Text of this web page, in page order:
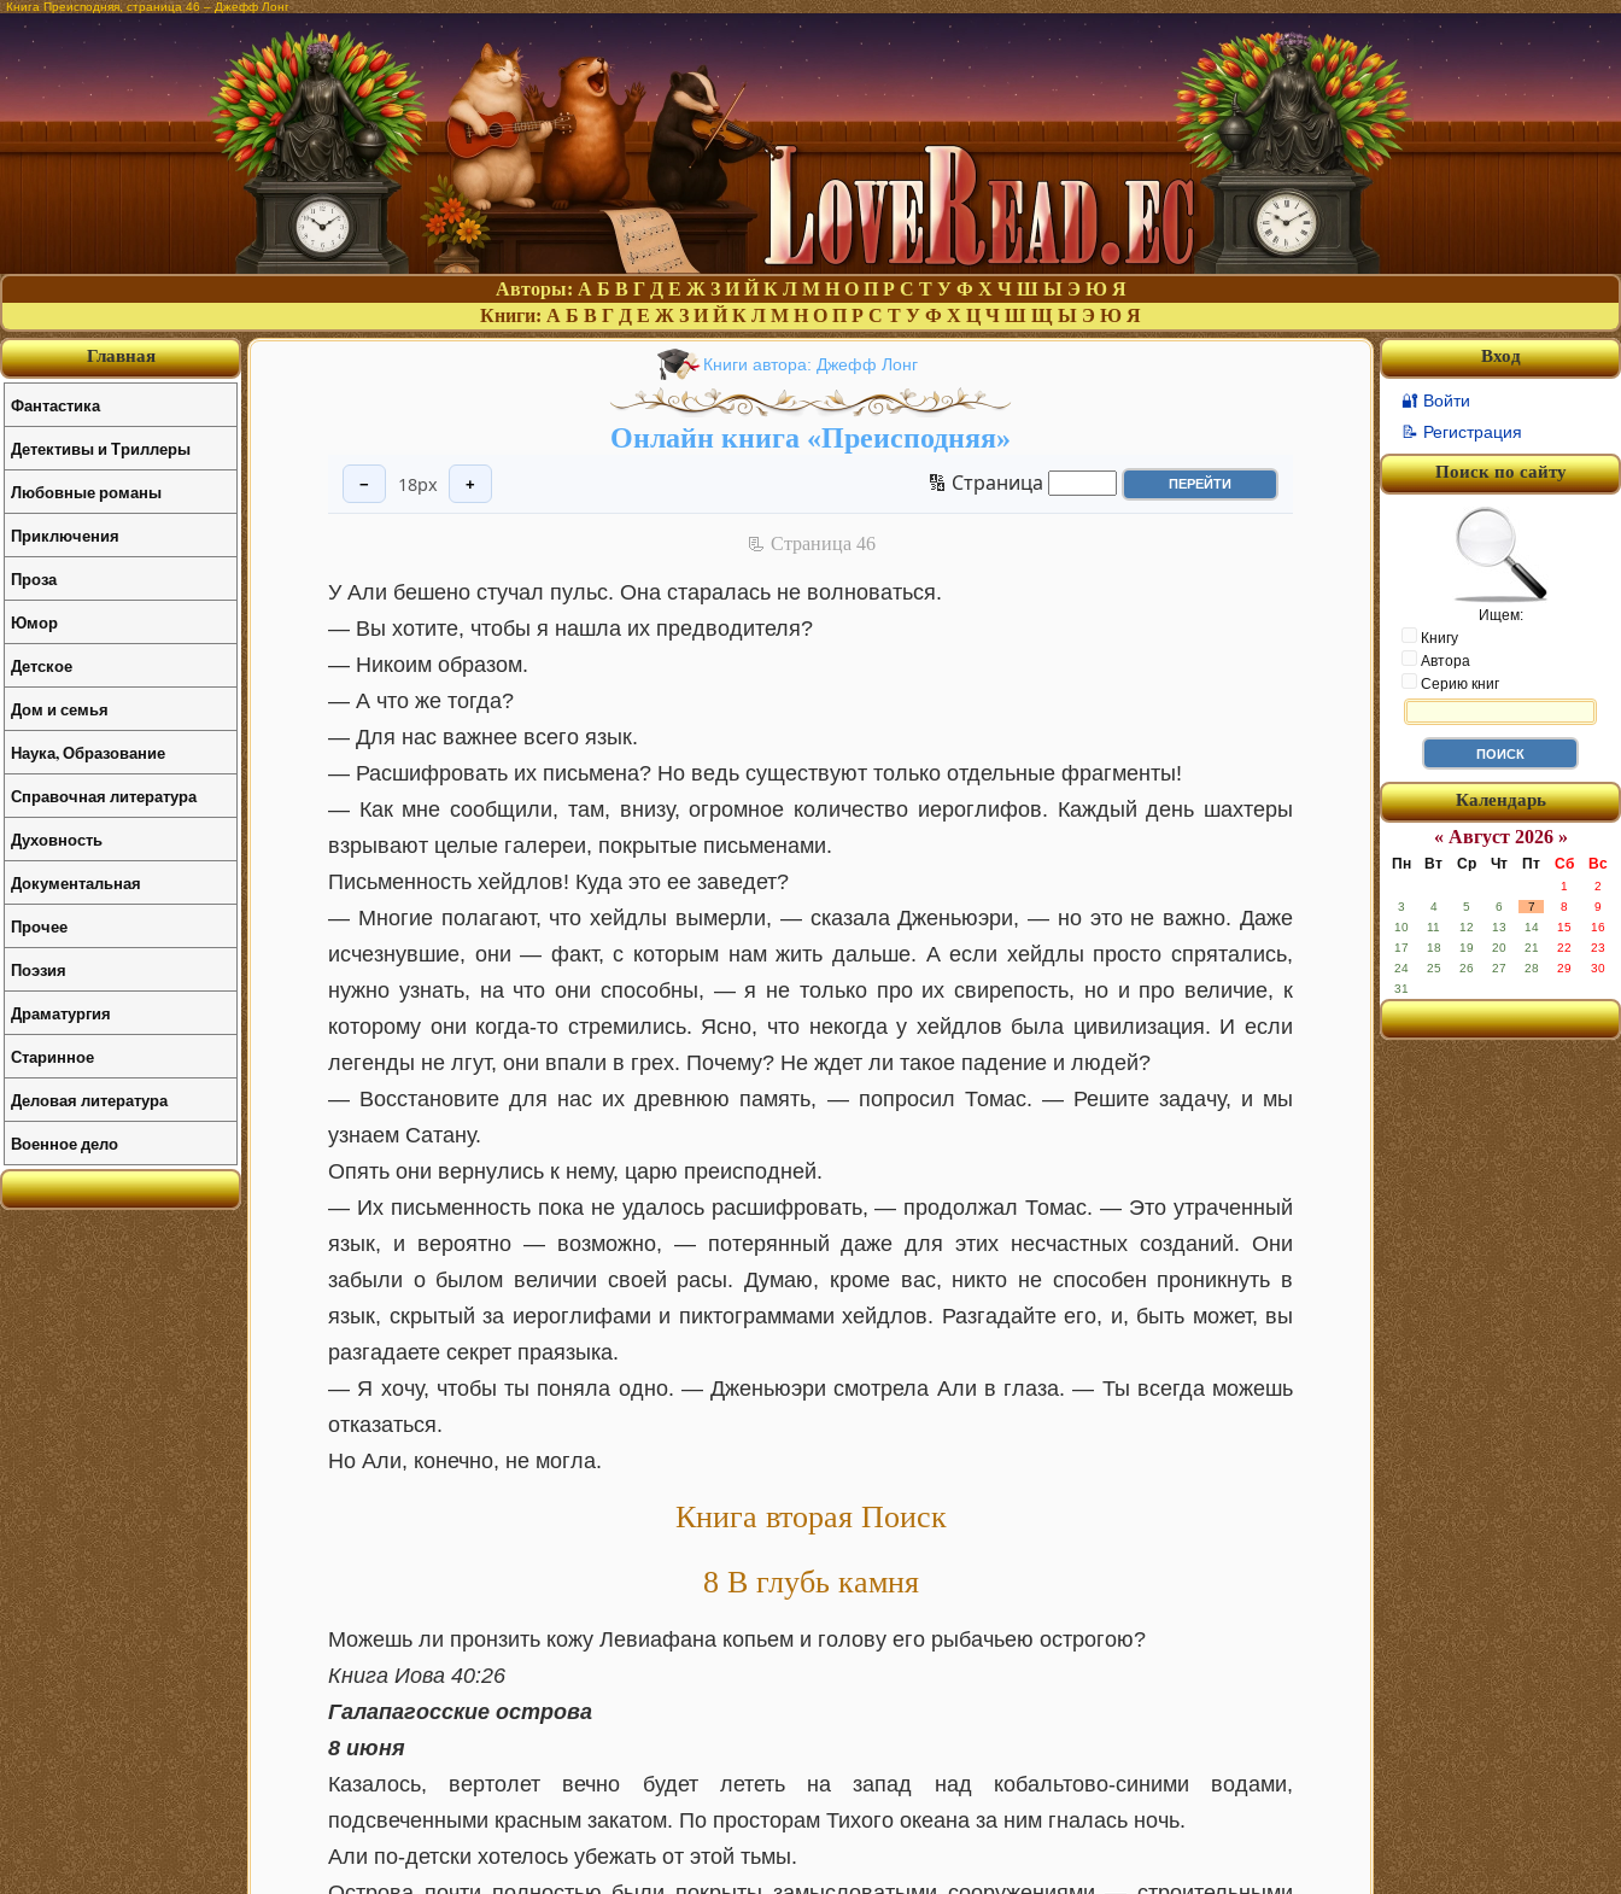
Книга Преисподняя, страница 46 – Джефф Лонг
Авторы: А Б В Г Д Е Ж З И Й К Л М Н О П Р С Т У Ф Х Ч Ш Ы Э Ю Я
Книги: А Б В Г Д Е Ж З И Й К Л М Н О П Р С Т У Ф Х Ц Ч Ш Щ Ы Э Ю Я
Книги автора: Джефф Лонг
Онлайн книга «Преисподняя»
− 18px + 🔢 Страница
📃 Cтраница 46
У Али бешено стучал пульс. Она старалась не волноваться.
— Вы хотите, чтобы я нашла их предводителя?
— Никоим образом.
— А что же тогда?
— Для нас важнее всего язык.
— Расшифровать их письмена? Но ведь существуют только отдельные фрагменты!
— Как мне сообщили, там, внизу, огромное количество иероглифов. Каждый день шахтеры
взрывают целые галереи, покрытые письменами.
Письменность хейдлов! Куда это ее заведет?
— Многие полагают, что хейдлы вымерли, — сказала Дженьюэри, — но это не важно. Даже
исчезнувшие, они — факт, с которым нам жить дальше. А если хейдлы просто спрятались,
нужно узнать, на что они способны, — я не только про их свирепость, но и про величие, к
которому они когда-то стремились. Ясно, что некогда у хейдлов была цивилизация. И если
легенды не лгут, они впали в грех. Почему? Не ждет ли такое падение и людей?
— Восстановите для нас их древнюю память, — попросил Томас. — Решите задачу, и мы
узнаем Сатану.
Опять они вернулись к нему, царю преисподней.
— Их письменность пока не удалось расшифровать, — продолжал Томас. — Это утраченный
язык, и вероятно — возможно, — потерянный даже для этих несчастных созданий. Они
забыли о былом величии своей расы. Думаю, кроме вас, никто не способен проникнуть в
язык, скрытый за иероглифами и пиктограммами хейдлов. Разгадайте его, и, быть может, вы
разгадаете секрет праязыка.
— Я хочу, чтобы ты поняла одно. — Дженьюэри смотрела Али в глаза. — Ты всегда можешь
отказаться.
Но Али, конечно, не могла.
Книга вторая Поиск
8 В глубь камня
Можешь ли пронзить кожу Левиафана копьем и голову его рыбачьею острогою?
Книга Иова 40:26
Галапагосские острова
8 июня
Казалось, вертолет вечно будет лететь на запад над кобальтово-синими водами,
подсвеченными красным закатом. По просторам Тихого океана за ним гналась ночь.
Али по-детски хотелось убежать от этой тьмы.
Вход
🔐 Войти
📝 Регистрация
Поиск по сайту
Ищем:
Книгу
Автора
Серию книг
Календарь
« Август 2026 »
Пн Вт Ср Чт Пт Сб Вс
1
2
3
4 5 6 7 8
9
10
11 12 13 14 15
16
17
18 19 20 21 22
23
24
25 26 27 28 29
30
31
Главная
Фантастика
Детективы и Триллеры
Любовные романы
Приключения
Проза
Юмор
Детское
Дом и семья
Наука, Образование
Справочная литература
Духовность
Документальная
Прочее
Поэзия
Драматургия
Старинное
Деловая литература
Военное дело